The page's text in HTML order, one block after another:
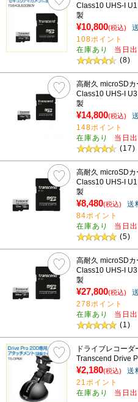
Class10 UHS-I
製
¥10,800(税込)
108ポイント
在庫あり
当日
(8)
高耐久 microSD
Class10 UHS-I
製
¥14,800(税込)
148ポイント
在庫あり
当日
(17)
高耐久 microSD
Class10 UHS-I
製
¥8,480(税込)
送
84ポイント
在庫あり
当日
(5)
高耐久 microSD
Class10 UHS-I
製
¥27,800(税込)
278ポイント
在庫あり
当日
(1)
ドライブレコー
Transcend Drive
¥2,180(税込)
送
21ポイント
在庫あり
当日